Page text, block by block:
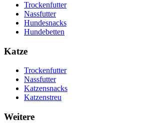
Trockenfutter
Nassfutter
Hundesnacks
Hundebetten
Katze
Trockenfutter
Nassfutter
Katzensnacks
Katzenstreu
Weitere